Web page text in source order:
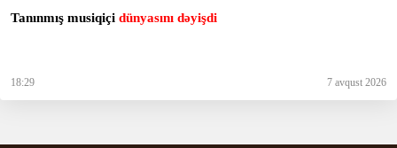
Tanınmış musiqiçi dünyasını dəyişdi
18:29 7 avqust 2026